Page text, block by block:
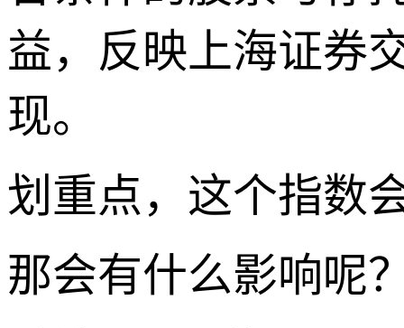
益，反映上海证券
现。
划重点，这个指数
那会有什么影响呢